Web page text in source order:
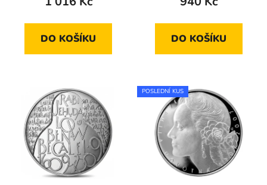
DO KOŠÍKU DO KOŠÍKU
POSLEDNÍ KUS